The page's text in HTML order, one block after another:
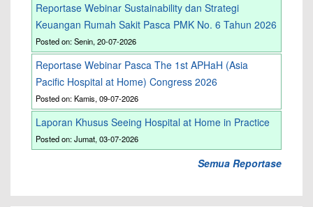
Reportase Webinar Sustainability dan Strategi
Keuangan Rumah Sakit Pasca PMK No. 6 Tahun 2026
Posted on: Senin, 20-07-2026
Reportase Webinar Pasca The 1st APHaH (Asia
Pacific Hospital at Home) Congress 2026
Posted on: Kamis, 09-07-2026
Laporan Khusus Seeing Hospital at Home in Practice
Posted on: Jumat, 03-07-2026
Semua Reportase